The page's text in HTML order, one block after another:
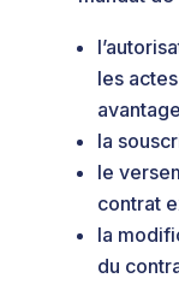
les
la
le
contrat
la
du